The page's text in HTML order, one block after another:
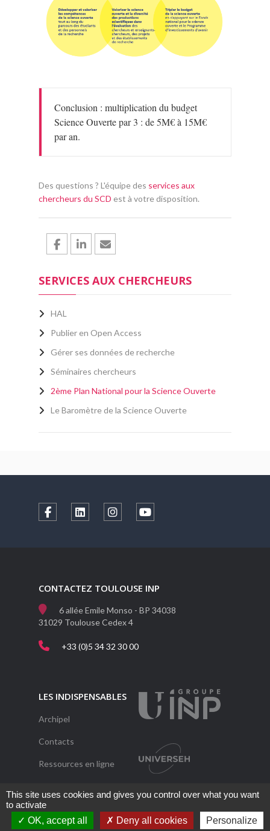
Conclusion : multiplication du budget
Science Ouverte par 3 : de 5M€ à 15M€
par an.
Des questions ? L'équipe des services aux
chercheurs du SCD est à votre disposition.
SERVICES AUX CHERCHEURS
HAL
Publier en Open Access
Gérer ses données de recherche
Séminaires chercheurs
2ème Plan National pour la Science Ouverte
Le Baromètre de la Science Ouverte
CONTACTEZ TOULOUSE INP
6 allée Emile Monso - BP 34038
31029 Toulouse Cedex 4
+33 (0)5 34 32 30 00
LES INDISPENSABLES
Archipel
Contacts
Ressources en ligne
This site uses cookies and gives you control over what you want
to activate
OK, accept all
Deny all cookies Personalize